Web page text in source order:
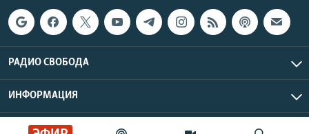
РАДИО СВОБОДА
ИНФОРМАЦИЯ
Радио Свобода © 2026 RFE/RL, Inc. | Все права защищены.